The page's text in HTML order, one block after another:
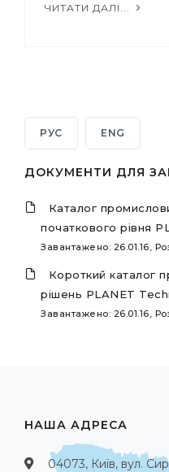
ЧИТАТИ ДАЛІ...
РУС ENG
ДОКУМЕНТИ ДЛЯ
Каталог
початкового рівня
Завантажено: 26.01.16,
Короткий каталог
рішень PLANET
Завантажено: 26.01.16,
НАША АДРЕСА
04073, Київ, вул.